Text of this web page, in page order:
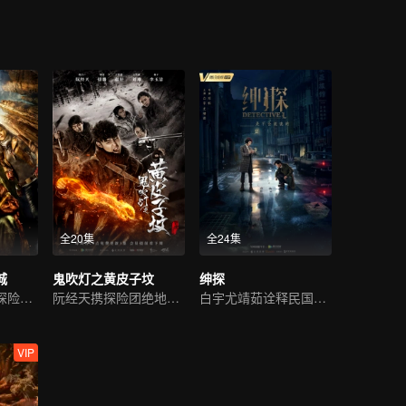
靳东陈乔恩开启探险之旅
全20集
鬼吹灯之黄皮子坟
阮经天携探险团绝地求生
全24集
绅探
白宇尤靖茹诠释民国侦探范
VIP